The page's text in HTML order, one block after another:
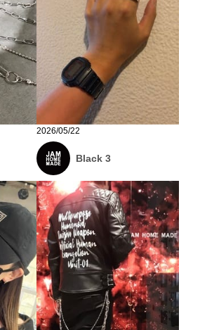
2026/05/22
Black 3